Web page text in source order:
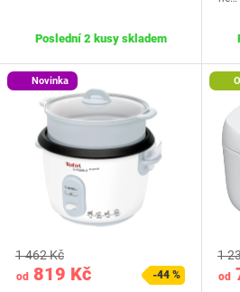
Poslední 2 kusy skladem
Novinka
od 819 Kč
1 462 Kč
-44 % od
1